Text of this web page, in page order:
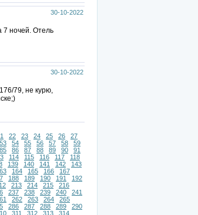
30-10-2022
7 ночей. Отель
30-10-2022
79, не курю,
22 23 24 25 26
27
53 54 55 56 57 58
59
85 86 87 88 89 90
91
114 115 116 117
118
139 140 141 142
143
164 165 166
167
188 189 190 191
192
213 214 215
216
237 238 239 240
241
262 263 264
265
286 287 288 289
290
311 312 313
314